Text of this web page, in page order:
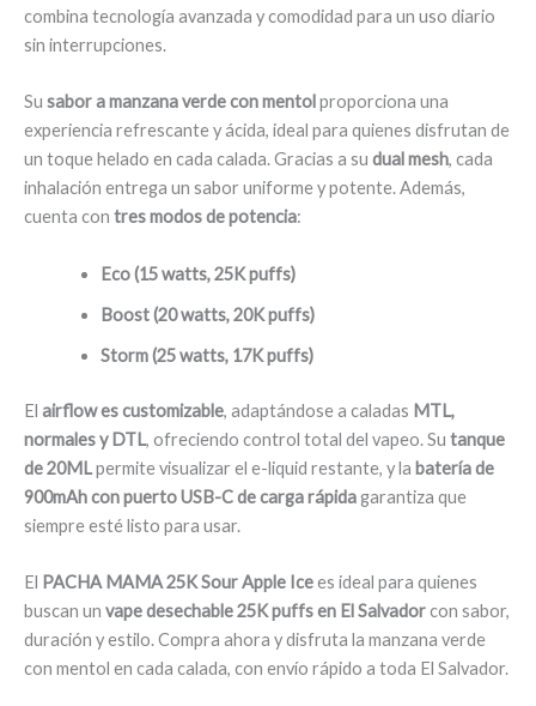
combina tecnología avanzada y comodidad para un uso diario
sin interrupciones.
Su sabor a manzana verde con mentolproporciona una
experiencia refrescante y ácida, ideal para quienes disfrutan de
un toque helado en cada calada. Gracias a su dual mesh, cada
inhalación entrega un sabor uniforme y potente. Además,
cuenta con tres modos de potencia:
Eco (15 watts, 25K puffs)
Boost (20 watts, 20K puffs)
Storm (25 watts, 17K puffs)
El airflow es customizable, adaptándose a caladas MTL,
normales y DTL, ofreciendo control total del vapeo. Su tanque
de 20MLpermite visualizar el e-liquid restante, y la batería de
900mAh con puerto USB-C de carga rápidagarantiza que
siempre esté listo para usar.
El PACHA MAMA 25K Sour Apple Icees ideal para quienes
buscan un vape desechable 25K puffs en El Salvadorcon sabor,
duración y estilo. Compra ahora y disfruta la manzana verde
con mentol en cada calada, con envío rápido a toda El Salvador.